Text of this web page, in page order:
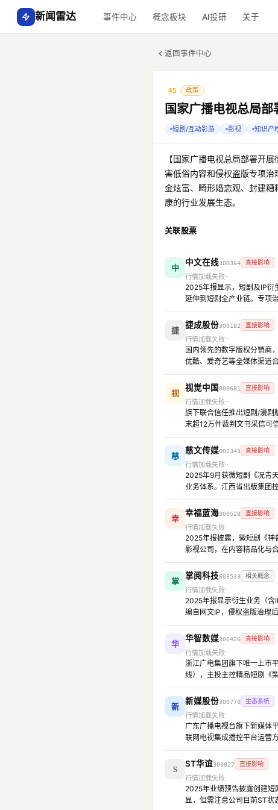
新闻雷达 事件中心 概念板块 AI投研 关于
返回事件中心
45 政策
国家广播电视总局
短剧/互动影游 影视 知识产
【国家广播电视总局部署开
害低俗内容和侵权盗版专项
金炫富、畸形婚恋观、封建
康的行业发展生态。
关联股票
中
中文在线300364 直接影响
行情加载失败
2025年报显示，短剧及IP衍
延伸到短剧全产业链。专项
捷
捷成股份300182 直接影响
行情加载失败
国内领先的数字版权分销商
优酷、爱奇艺等全媒体渠道
视
视觉中国000681 直接影响
行情加载失败
旗下联合信任推出短剧/漫
末超12万件裁判文书采信可
慈
慈文传媒002343 直接影响
行情加载失败
2025年9月获微短剧《况青
业务体系。江西省出版集团
幸
幸福蓝海300528 直接影响
行情加载失败
2025年报披露，微短剧《神
影视公司，在内容精品化与
掌
掌阅科技603533 相关概念
行情加载失败
2025年报显示衍生业务（含
编自网文IP，侵权盗版治理
华
华智数媒300426 直接影响
行情加载失败
浙江广电集团旗下唯一上市
线），主投主控精品短剧《
新
新媒股份300770 生态系统
行情加载失败
广东广播电视台旗下新媒体
联网电视集成播控平台运营
S
ST华谊300027 直接影响
行情加载失败
2025年业绩预告披露创建短
显，但需注意公司目前ST状